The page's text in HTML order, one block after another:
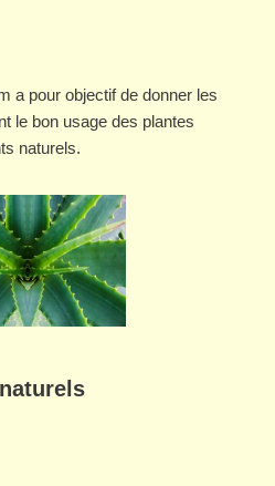
a pour objectif de donner les
le bon usage des plantes
naturels.